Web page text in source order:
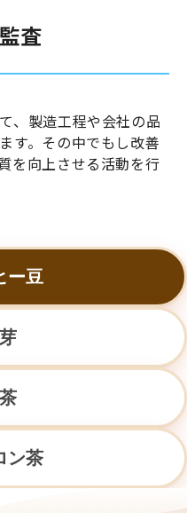
査
、製造工程や会社の品
す。その中でもし改善
を向上させる活動を行
ー豆
ン茶